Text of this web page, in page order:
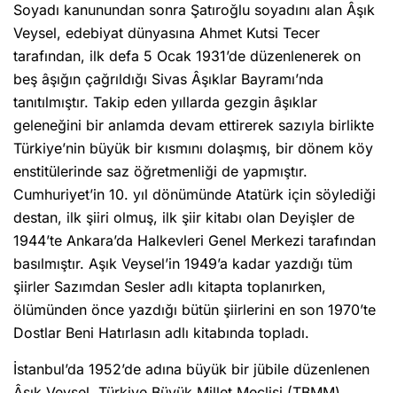
Soyadı kanunundan sonra Şatıroğlu soyadını alan Âşık
Veysel, edebiyat dünyasına Ahmet Kutsi Tecer
tarafından, ilk defa 5 Ocak 1931’de düzenlenerek on
beş âşığın çağrıldığı Sivas Âşıklar Bayramı’nda
tanıtılmıştır. Takip eden yıllarda gezgin âşıklar
geleneğini bir anlamda devam ettirerek sazıyla birlikte
Türkiye’nin büyük bir kısmını dolaşmış, bir dönem köy
enstitülerinde saz öğretmenliği de yapmıştır.
Cumhuriyet’in 10. yıl dönümünde Atatürk için söylediği
destan, ilk şiiri olmuş, ilk şiir kitabı olan Deyişler de
1944’te Ankara’da Halkevleri Genel Merkezi tarafından
basılmıştır. Aşık Veysel’in 1949’a kadar yazdığı tüm
şiirler Sazımdan Sesler adlı kitapta toplanırken,
ölümünden önce yazdığı bütün şiirlerini en son 1970’te
Dostlar Beni Hatırlasın adlı kitabında topladı.
İstanbul’da 1952’de adına büyük bir jübile düzenlenen